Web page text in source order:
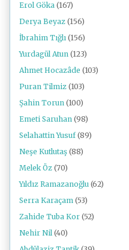
Erol Göka (167)
Derya Beyaz (156)
İbrahim Tığlı (156)
Yurdagül Atun (123)
Ahmet Hocazâde (103)
Puran Tilmiz (103)
Şahin Torun (100)
Emeti Saruhan (98)
Selahattin Yusuf (89)
Neşe Kutlutaş (88)
Melek Öz (70)
Yıldız Ramazanoğlu (62)
Serra Karaçam (53)
Zahide Tuba Kor (52)
Nehir Nil (40)